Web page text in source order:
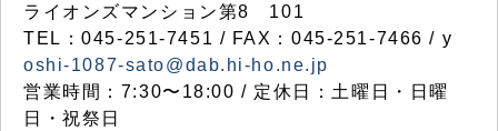
ライオンズマンション第8 101
TEL：045-251-7451 / FAX：045-251-7466 / y
oshi-1087-sato@dab.hi-ho.ne.jp
営業時間：7:30〜18:00 / 定休日：土曜日・日曜
日・祝祭日